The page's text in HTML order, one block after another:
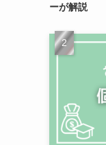
ーが解説